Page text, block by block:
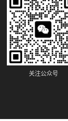
关注公众号